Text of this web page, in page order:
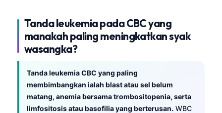
Tanda leukemia pada CBC yang
manakah paling meningkatkan syak
wasangka?
Tanda leukemia CBC yang paling
membimbangkan ialah blast atau sel belum
matang, anemia bersama trombositopenia, serta
limfositosis atau basofilia yang berterusan. WBC